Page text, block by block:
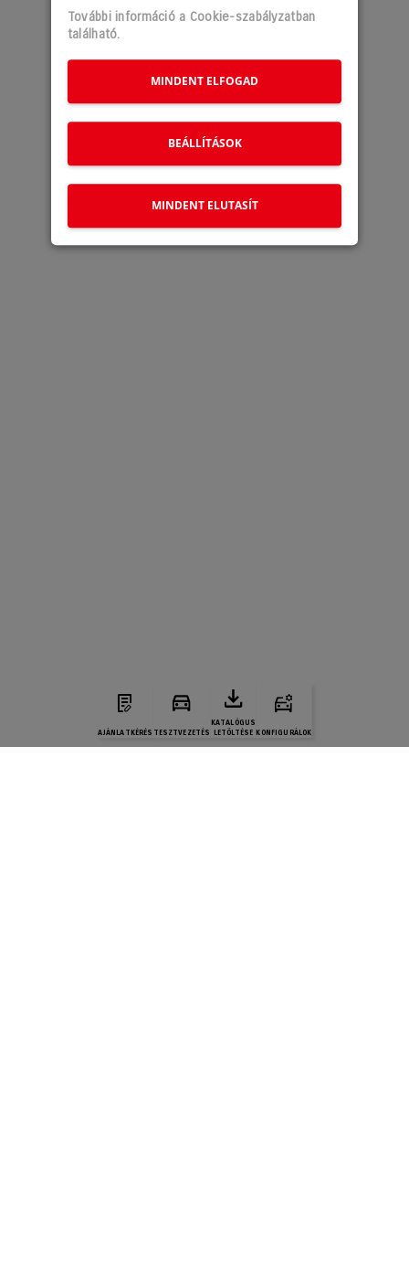
További információ a Cookie-szabályzatban
található.
MINDENT ELUTASÍT
BEÁLLÍTÁSOK
MINDENT ELFOGAD
AJÁNLATKÉRÉS TESZTVEZETÉS
KATALÓGUS
LETÖLTÉSE KONFIGURÁLOK